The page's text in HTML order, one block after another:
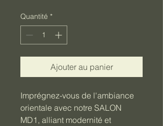
Quantité *
Ajouter au panier
Imprégnez-vous de l'ambiance
orientale avec notre SALON
MD1, alliant modernité et